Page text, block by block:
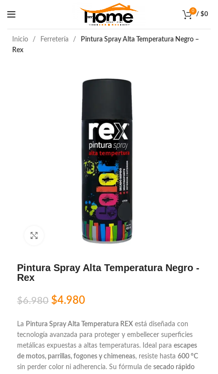
0
/ $0
Inicio Ferretería
Pintura Spray Alta Temperatura Negro –
Rex
Click to enlarge
Pintura Spray Alta Temperatura Negro -
Rex
$6.980 $4.980
La Pintura Spray Alta Temperatura REX está diseñada con
tecnología avanzada para proteger y embellecer superficies
metálicas expuestas a altas temperaturas. Ideal para escapes
de motos, parrillas, fogones y chimeneas, resiste hasta 600 °C
sin perder color ni adherencia. Su fórmula de secado rápido